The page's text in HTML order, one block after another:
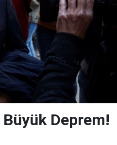
Deprem!